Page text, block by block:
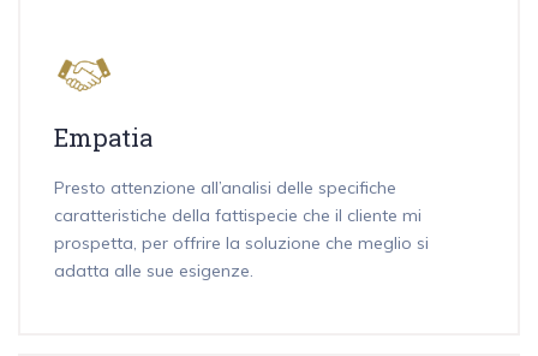
Empatia
Presto attenzione all’analisi delle specifiche
caratteristiche della fattispecie che il cliente mi
prospetta, per offrire la soluzione che meglio si
adatta alle sue esigenze.